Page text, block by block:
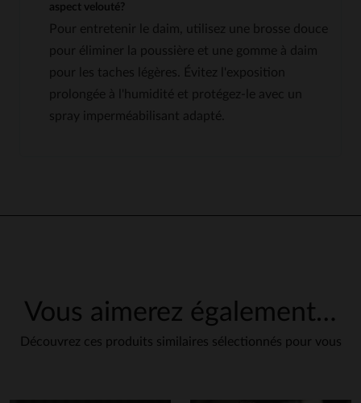
aspect velouté?
Pour entretenir le daim, utilisez une brosse douce
pour éliminer la poussière et une gomme à daim
pour les taches légères. Évitez l'exposition
prolongée à l'humidité et protégez-le avec un
spray imperméabilisant adapté.
Vous aimerez également…
Découvrez ces produits similaires sélectionnés pour vous